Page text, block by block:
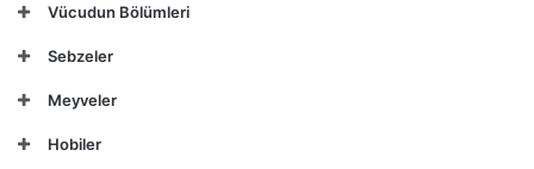
Vücudun Bölümleri
Sebzeler
Meyveler
Hobiler